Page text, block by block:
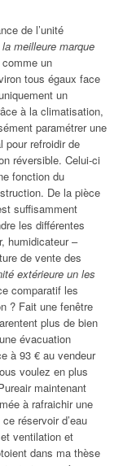
de l’unité
meilleure marque
un
tous égaux face
un
à la climatisation,
paramétrer une
pour refroidir de
réversible. Celui-ci
fonction du
De la pièce
suffisamment
les différentes
humidicateur –
de vente des
extérieure un les
comparatif les
? Fait une fenêtre
plus de bien
évacuation
à 93 € au vendeur
voulez en plus
maintenant
à rafraichir une
réservoir d’eau
ventilation et
dans ma thèse